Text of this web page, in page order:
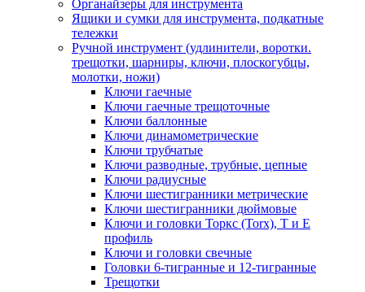
Органайзеры для инструмента
Ящики и сумки для инструмента, подкатные
тележки
Ручной инструмент (удлинители, воротки.
трещотки, шарниры, ключи, плоскогубцы,
молотки, ножи)
Ключи гаечные
Ключи гаечные трещоточные
Ключи баллонные
Ключи динамометрические
Ключи трубчатые
Ключи разводные, трубные, цепные
Ключи радиусные
Ключи шестигранники метрические
Ключи шестигранники дюймовые
Ключи и головки Торкс (Torx), Т и Е
профиль
Ключи и головки свечные
Головки 6-тигранные и 12-тигранные
Трещотки